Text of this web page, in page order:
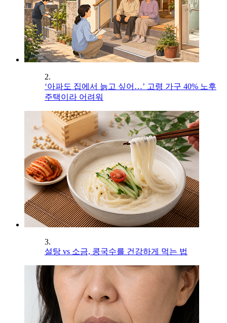
2.
‘아파도 집에서 늙고 싶어…’ 고령 가구 40% 노후
주택이라 어려워
3.
설탕 vs 소금, 콩국수를 건강하게 먹는 법